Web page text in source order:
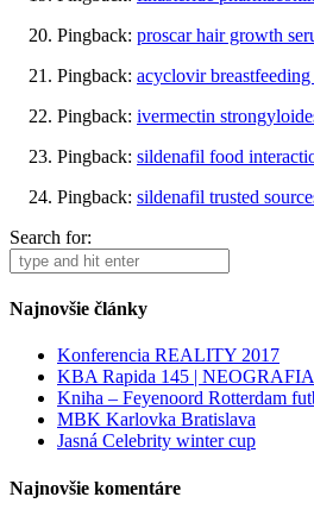
Pingback: proscar hair growth
Pingback: acyclovir
Pingback: ivermectin
Pingback: sildenafil food
Pingback: sildenafil trusted
Search for:
Najnovšie články
Konferencia REALITY 2017
KBA Rapida 145 | NEOGRAFIA
Kniha – Feyenoord Rotterdam
MBK Karlovka Bratislava
Jasná Celebrity winter cup
Najnovšie komentáre